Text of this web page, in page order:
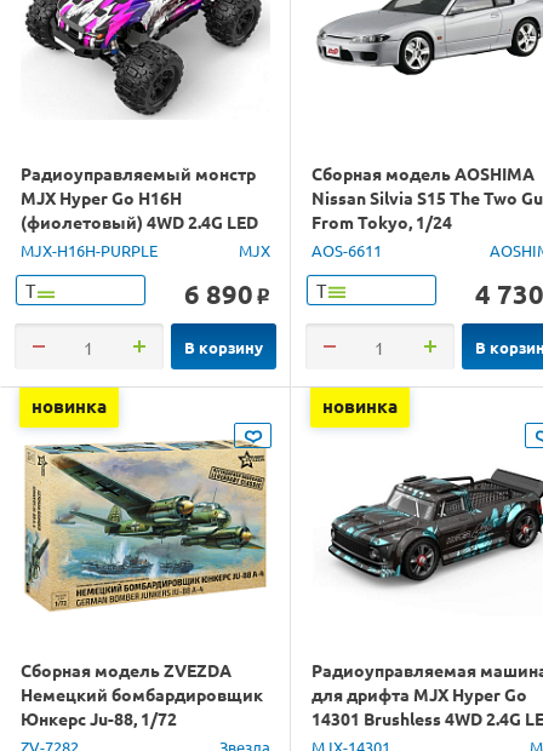
Радиоуправляемый монстр
MJX Hyper Go H16H
(фиолетовый) 4WD 2.4G LED
GPS 1/16 RTR
MJX-H16H-PURPLE MJX
Т 6 890 o
В корзину
Сборная модель AOSHIMA
Nissan Silvia S15 The Two
From Tokyo, 1/24
AOS-6611
Т 4 730
В
новинка
Сборная модель ZVEZDA
Немецкий бомбардировщик
Юнкерс Ju-88, 1/72
ZV-7282 Звезда
новинка
Радиоуправляемая
для дрифта MJX Hyper Go
14301 Brushless 4WD 2.4G
1/14 RTR
MJX-14301